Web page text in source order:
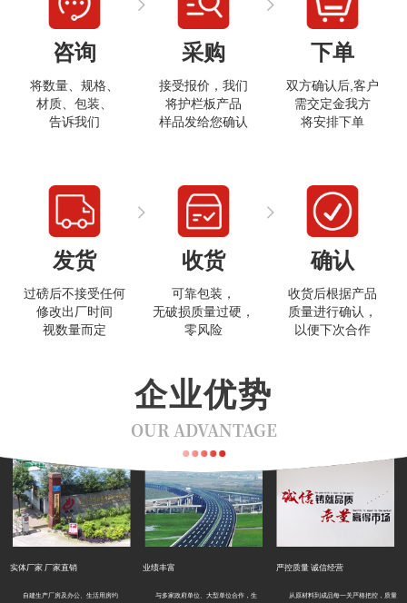
咨询
将数量、规格、
材质、包装、
告诉我们
采购
接受报价，我们
将护栏板产品
样品发给您确认
下单
双方确认后,客户
需交定金我方
将安排下单
发货
过磅后不接受任何
修改出厂时间
视数量而定
收货
可靠包装，
无破损质量过硬，
零风险
确认
收货后根据产品
质量进行确认，
以便下次合作
企业优势
OUR ADVANTAGE
实体厂家 厂家直销
自建生产厂房及办公、生活用房约
业绩丰富
与多家政府单位、大型单位合作，生
严控质量 诚信经营
从原材料到成品每一关严格把控，质量
打开微信